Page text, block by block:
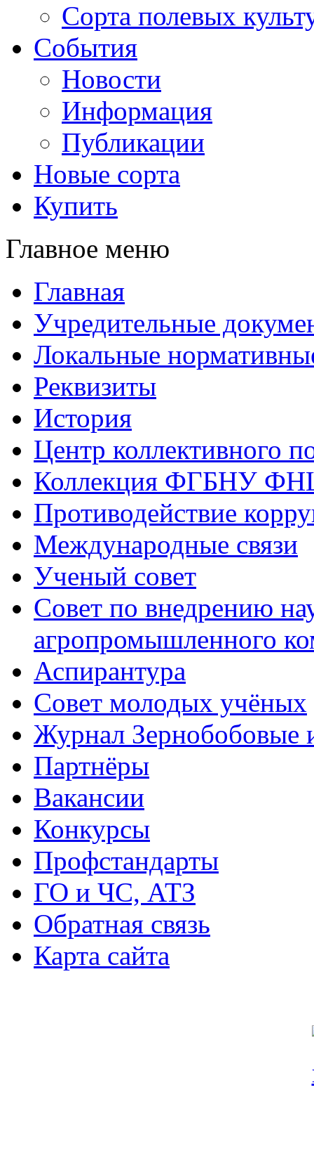
Сорта полевых
События
Новости
Информация
Публикации
Новые сорта
Купить
Главное меню
Главная
Учредительные
Локальные
Реквизиты
История
Центр коллективного
Коллекция ФГБНУ
Противодействие
Международные связи
Ученый совет
Совет по внедрению
агропромышленного
Аспирантура
Совет молодых учёных
Журнал Зернобобовые
Партнёры
Вакансии
Конкурсы
Профстандарты
ГО и ЧС, АТЗ
Обратная связь
Карта сайта